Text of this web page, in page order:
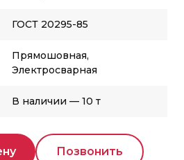
ГОСТ 20295-85
Прямошовная,
Электросварная
В наличии — 10 т
Позвонить